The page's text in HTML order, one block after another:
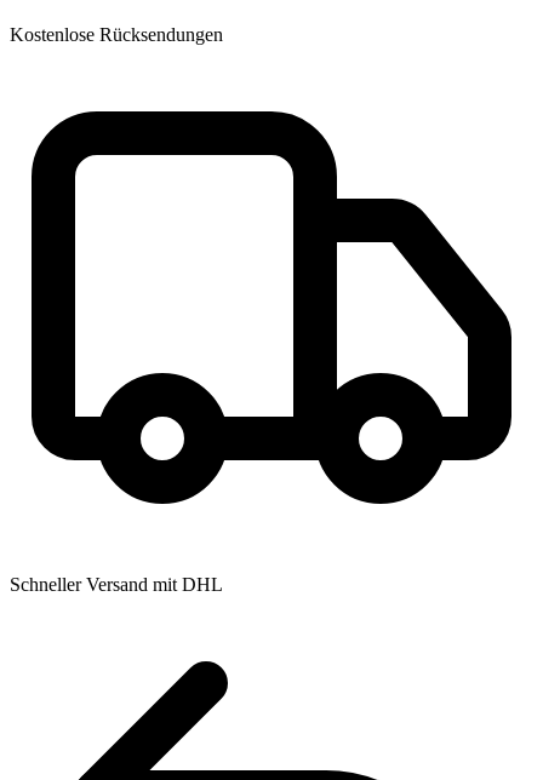
Kostenlose Rücksendungen
Schneller Versand mit DHL